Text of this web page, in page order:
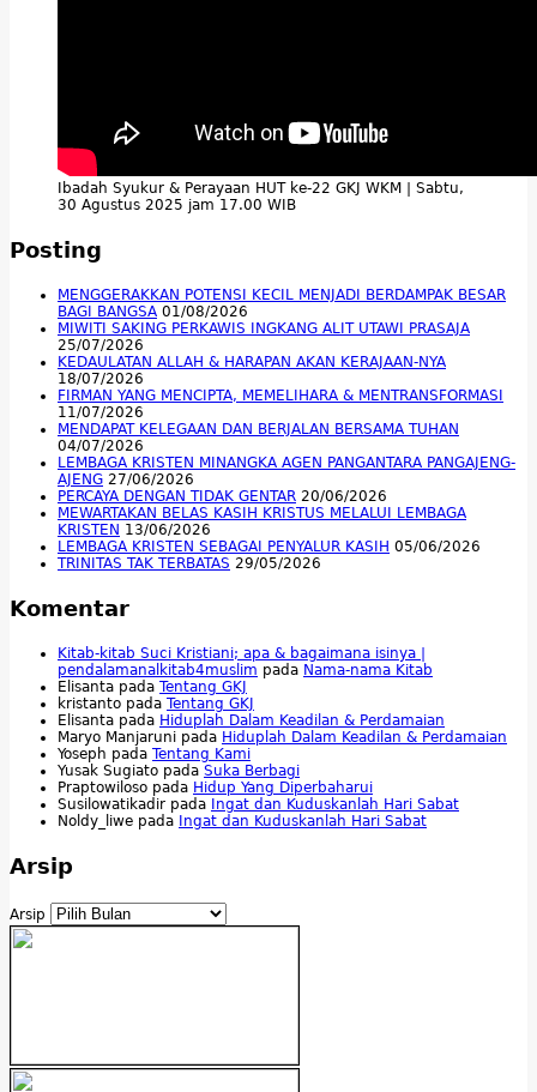
Ibadah Syukur & Perayaan HUT ke-22 GKJ WKM | Sabtu,
30 Agustus 2025 jam 17.00 WIB
Posting
MENGGERAKKAN POTENSI KECIL MENJADI BERDAMPAK BESAR
BAGI BANGSA 01/08/2026
MIWITI SAKING PERKAWIS INGKANG ALIT UTAWI PRASAJA
25/07/2026
KEDAULATAN ALLAH & HARAPAN AKAN KERAJAAN-NYA
18/07/2026
FIRMAN YANG MENCIPTA, MEMELIHARA & MENTRANSFORMASI
11/07/2026
MENDAPAT KELEGAAN DAN BERJALAN BERSAMA TUHAN
04/07/2026
LEMBAGA KRISTEN MINANGKA AGEN PANGANTARA PANGAJENG-
AJENG 27/06/2026
PERCAYA DENGAN TIDAK GENTAR 20/06/2026
MEWARTAKAN BELAS KASIH KRISTUS MELALUI LEMBAGA
KRISTEN 13/06/2026
LEMBAGA KRISTEN SEBAGAI PENYALUR KASIH 05/06/2026
TRINITAS TAK TERBATAS 29/05/2026
Komentar
Kitab-kitab Suci Kristiani; apa & bagaimana isinya |
pendalamanalkitab4muslim pada Nama-nama Kitab
Elisanta pada Tentang GKJ
kristanto pada Tentang GKJ
Elisanta pada Hiduplah Dalam Keadilan & Perdamaian
Maryo Manjaruni pada Hiduplah Dalam Keadilan & Perdamaian
Yoseph pada Tentang Kami
Yusak Sugiato pada Suka Berbagi
Praptowiloso pada Hidup Yang Diperbaharui
Susilowatikadir pada Ingat dan Kuduskanlah Hari Sabat
Noldy_liwe pada Ingat dan Kuduskanlah Hari Sabat
Arsip
Arsip